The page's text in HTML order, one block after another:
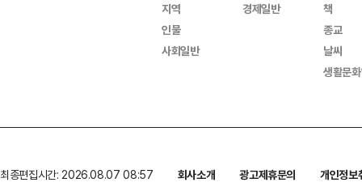
지역
인물
사회일반
경제일반
책
종교
날씨
생활문
최종편집시간: 2026.08.07 08:57 회사소개 광고제휴문의
개인정보